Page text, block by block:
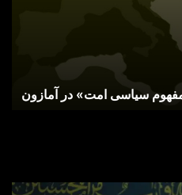
مفهوم سیاسی امت» در آمازون